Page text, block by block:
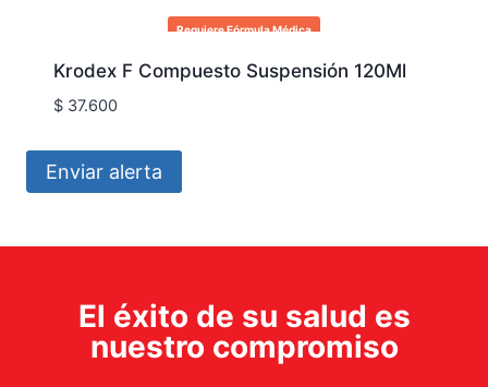
Requiere Fórmula Médica
Krodex F Compuesto Suspensión 120Ml
$37.600
Enviar alerta
El éxito de su salud es
nuestro compromiso